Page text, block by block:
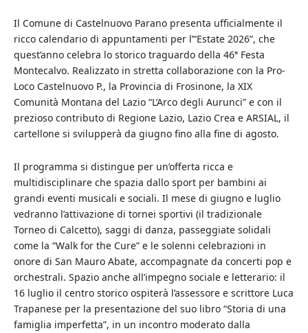
Il Comune di Castelnuovo Parano presenta ufficialmente il
ricco calendario di appuntamenti per l’“Estate 2026”, che
quest’anno celebra lo storico traguardo della 46ª Festa
Montecalvo. Realizzato in stretta collaborazione con la Pro-
Loco Castelnuovo P., la Provincia di Frosinone, la XIX
Comunità Montana del Lazio “L’Arco degli Aurunci” e con il
prezioso contributo di Regione Lazio, Lazio Crea e ARSIAL, il
cartellone si svilupperà da giugno fino alla fine di agosto.
Il programma si distingue per un’offerta ricca e
multidisciplinare che spazia dallo sport per bambini ai
grandi eventi musicali e sociali. Il mese di giugno e luglio
vedranno l’attivazione di tornei sportivi (il tradizionale
Torneo di Calcetto), saggi di danza, passeggiate solidali
come la “Walk for the Cure” e le solenni celebrazioni in
onore di San Mauro Abate, accompagnate da concerti pop e
orchestrali. Spazio anche all’impegno sociale e letterario: il
16 luglio il centro storico ospiterà l’assessore e scrittore Luca
Trapanese per la presentazione del suo libro “Storia di una
famiglia imperfetta”, in un incontro moderato dalla